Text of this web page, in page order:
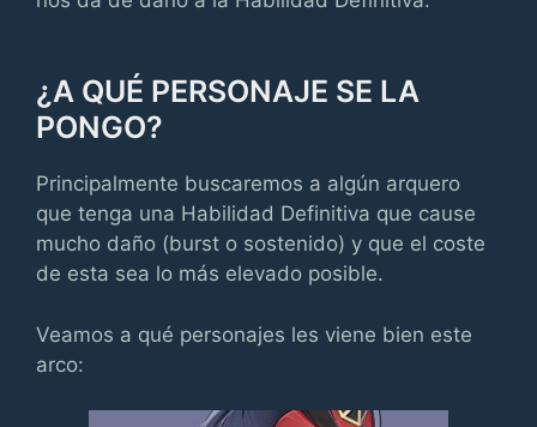
¿A QUÉ PERSONAJE SE LA
PONGO?
Principalmente buscaremos a algún arquero
que tenga una Habilidad Definitiva que cause
mucho daño (burst o sostenido) y que el coste
de esta sea lo más elevado posible.
Veamos a qué personajes les viene bien este
arco: